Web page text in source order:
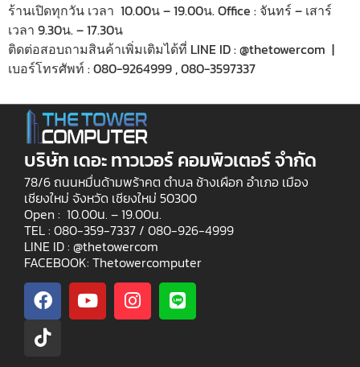
ร้านเปิดทุกวัน เวลา 10.00น – 19.00น. Office : จันทร์ – เสาร์
เวลา 9.30น. – 17.30น
ติดต่อสอบถามสินค้าเพิ่มเติมได้ที่ LINE ID : @thetowercom |
เบอร์โทรศัพท์ : 080-9264999 , 080-3597337
บริษัท เดอะ ทาวเวอร์ คอมพิวเตอร์ จำกัด
78/6 ถนนหมื่นด้ามพร้าคต ตำบล ช้างเผือก อำเภอ เมือง
เชียงใหม่ จังหวัด เชียงใหม่ 50300
Open : 10.00น. – 19.00น.
TEL : 080-359-7337 / 080-926-4999
LINE ID : @thetowercom
FACEBOOK: Thetowercomputer